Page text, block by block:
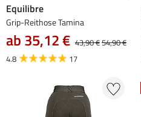
Equilibre
Grip-Reithose Tamina
ab 35,12 € 43,90 €54,90 €
4.8
17